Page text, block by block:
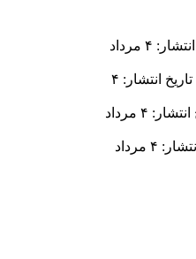
تاریخ انتشار: ۴ مرداد
تاریخ انتشار: ۴
تاریخ انتشار: ۴ مرداد
تاریخ انتشار: ۴ مرداد